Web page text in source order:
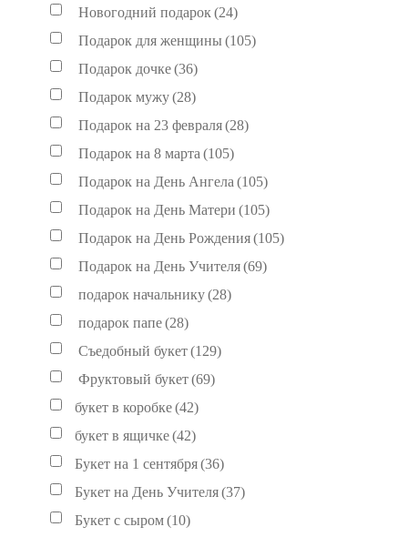
Новогодний подарок (24)
Подарок для женщины (105)
Подарок дочке(36)
Подарок мужу(28)
Подарок на 23 февраля(28)
Подарок на 8 марта (105)
Подарок на День Ангела (105)
Подарок на День Матери (105)
Подарок на День Рождения(105)
Подарок на День Учителя(69)
подарок начальнику(28)
подарок папе(28)
Съедобный букет(129)
Фруктовый букет(69)
букет в коробке(42)
букет в ящичке(42)
Букет на 1 сентября(36)
Букет на День Учителя(37)
Букет с сыром(10)